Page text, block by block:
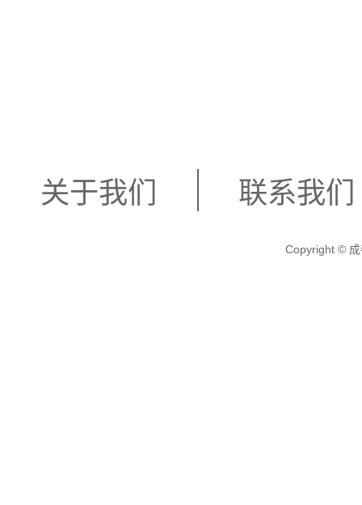
关于我们 联系我们
Copyright © 成